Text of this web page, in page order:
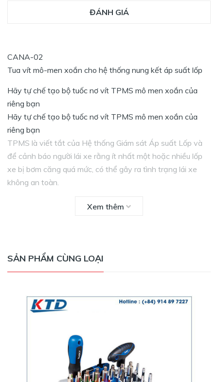
ĐÁNH GIÁ
CANA-02
Tua vít mô-men xoắn cho hệ thống nung kết áp suất lốp
Hãy tự chế tạo bộ tuốc nơ vít TPMS mô men xoắn của
riêng bạn
Hãy tự chế tạo bộ tuốc nơ vít TPMS mô men xoắn của
riêng bạn
TPMS là viết tắt của Hệ thống Giám sát Áp suất Lốp và
để cảnh báo người lái xe rằng ít nhất một hoặc nhiều lốp
xe bị bơm căng quá mức, có thể gây ra tình trạng lái xe
không an toàn.
Xem thêm
SẢN PHẨM CÙNG LOẠI